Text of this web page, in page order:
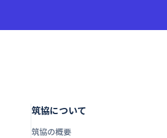
筑協について
筑協の概要